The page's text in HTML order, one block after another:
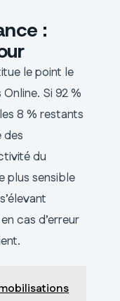
:
le point le
Si 92 %
8 % restants
des
du
plus sensible
cas d’erreur